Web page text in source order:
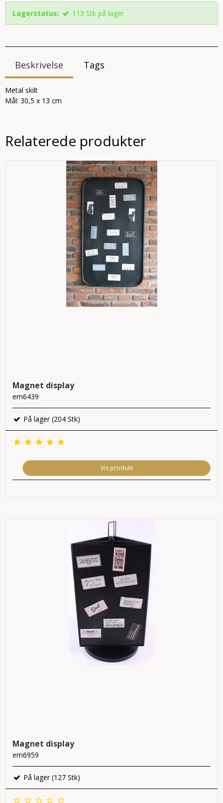
Lagerstatus: 113 Stk på lager
Beskrivelse Tags
Metal skilt
Mål: 30,5 x 13 cm
Relaterede produkter
Magnet display
em6439
På lager (204 Stk)
Vis produkt
Magnet display
em6959
På lager (127 Stk)